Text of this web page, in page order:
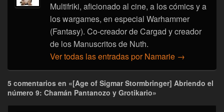
Multifriki, aficionado al cine, a los cómics y a
los wargames, en especial Warhammer
(Fantasy). Co-creador de Cargad y creador
de los Manuscritos de Nuth.
Ver todas las entradas por Namarie →
5 comentarios en «[Age of Sigmar Stormbringer] Abriendo el
número 9: Chamán Pantanozo y Grotikario»